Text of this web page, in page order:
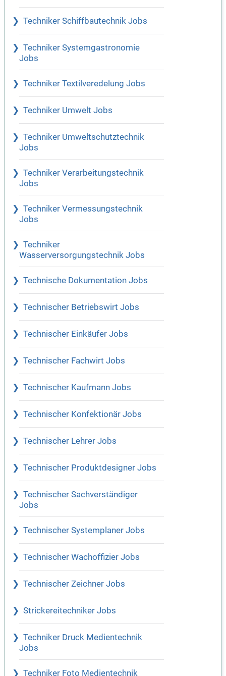
Techniker Schiffbautechnik Jobs
Techniker Systemgastronomie
Jobs
Techniker Textilveredelung Jobs
Techniker Umwelt Jobs
Techniker Umweltschutztechnik
Jobs
Techniker Verarbeitungstechnik
Jobs
Techniker Vermessungstechnik
Jobs
Techniker
Wasserversorgungstechnik Jobs
Technische Dokumentation Jobs
Technischer Betriebswirt Jobs
Technischer Einkäufer Jobs
Technischer Fachwirt Jobs
Technischer Kaufmann Jobs
Technischer Konfektionär Jobs
Technischer Lehrer Jobs
Technischer Produktdesigner Jobs
Technischer Sachverständiger
Jobs
Technischer Systemplaner Jobs
Technischer Wachoffizier Jobs
Technischer Zeichner Jobs
Strickereitechniker Jobs
Techniker Druck Medientechnik
Jobs
Techniker Foto Medientechnik